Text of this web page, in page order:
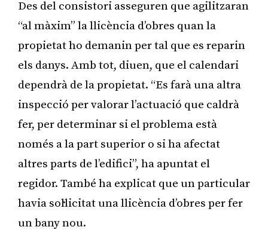
Des del consistori asseguren que agilitzaran
“al màxim” la llicència d’obres quan la
propietat ho demanin per tal que es reparin
els danys. Amb tot, diuen, que el calendari
dependrà de la propietat. “Es farà una altra
inspecció per valorar l’actuació que caldrà
fer, per determinar si el problema està
només a la part superior o si ha afectat
altres parts de l’edifici”, ha apuntat el
regidor. També ha explicat que un particular
havia sol·licitat una llicència d’obres per fer
un bany nou.